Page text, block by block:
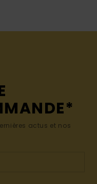
actus et nos